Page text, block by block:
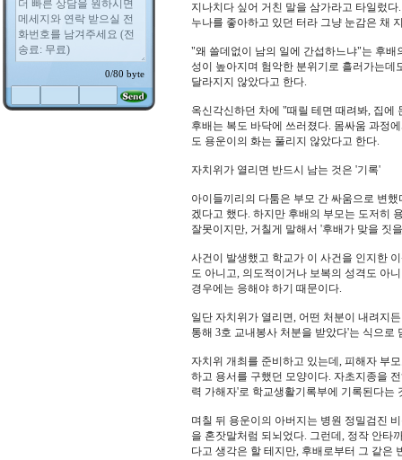
지나치다 싶어 거친 말을 삼가라고 타일렀
누나를 좋아하고 있던 터라 그냥 눈감은 채
"왜 쓸데없이 남의 일에 간섭하느냐"는 후
성이 높아지며 험악한 분위기로 흘러가는데
달라지지 않았다고 한다.
옥신각신하던 차에 "때릴 테면 때려봐, 집에
후배는 복도 바닥에 쓰러졌다. 몸싸움 과정
도 용운이의 화는 풀리지 않았다고 한다.
자치위가 열리면 반드시 남는 것은 '기록'
아이들끼리의 다툼은 부모 간 싸움으로 변
겠다고 했다. 하지만 후배의 부모는 도저히
잘못이지만, 거칠게 말해서 '후배가 맞을 짓
사건이 발생했고 학교가 이 사건을 인지한
도 아니고, 의도적이거나 보복의 성격도 아
경우에는 응해야 하기 때문이다.
일단 자치위가 열리면, 어떤 처분이 내려지
통해 3호 교내봉사 처분을 받았다'는 식으
자치위 개최를 준비하고 있는데, 피해자 부
하고 용서를 구했던 모양이다. 자초지종을
력 가해자'로 학교생활기록부에 기록된다는
며칠 뒤 용운이의 아버지는 병원 정밀검진
을 혼잣말처럼 되뇌었다. 그런데, 정작 안타
다고 생각은 할 테지만, 후배로부터 그 같은